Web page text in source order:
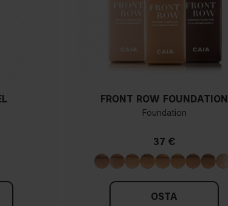
FRONT ROW FOUNDATION
Foundation
37 €
OSTA